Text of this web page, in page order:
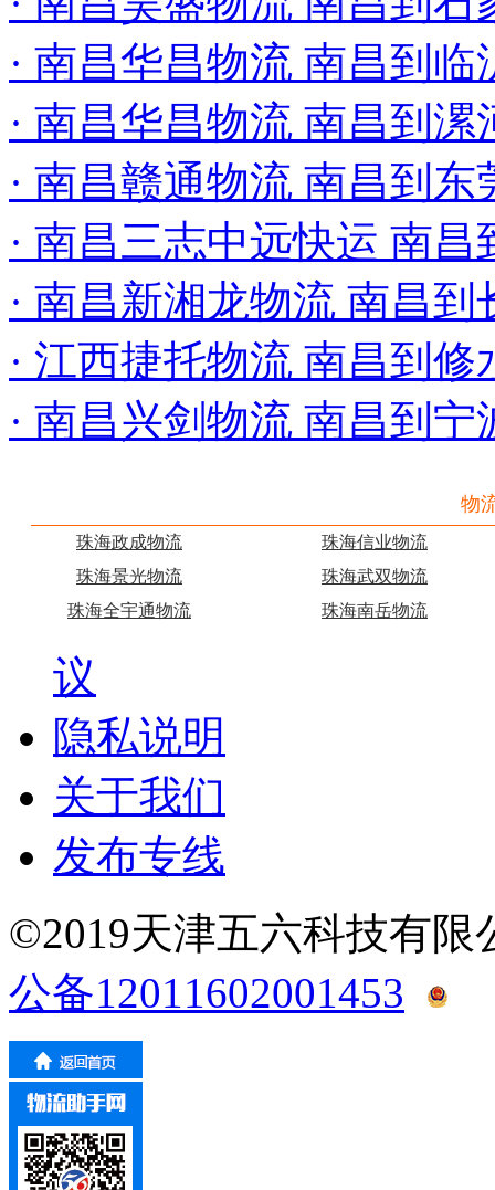
· 南昌华昌物流 南昌到
· 南昌华昌物流 南昌到
· 南昌赣通物流 南昌到东
· 南昌三志中远快运 南
· 南昌新湘龙物流 南昌
· 江西捷托物流 南昌到修
· 南昌兴剑物流 南昌到宁
物
珠海政成物流
珠海信业物流
珠海景光物流
珠海武双物流
珠海全宇通物流
珠海南岳物流
议
隐私说明
关于我们
发布专线
©2019天津五六科技有
公备12011602001453